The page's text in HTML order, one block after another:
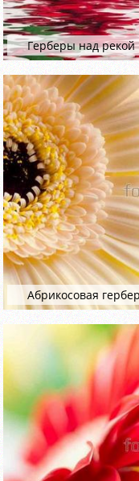
Герберы над рекой
Абрикосовая